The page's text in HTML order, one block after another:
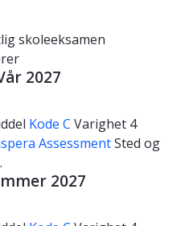
skoleeksamen
2027
Kode C Varighet 4
AssessmentSted og
2027